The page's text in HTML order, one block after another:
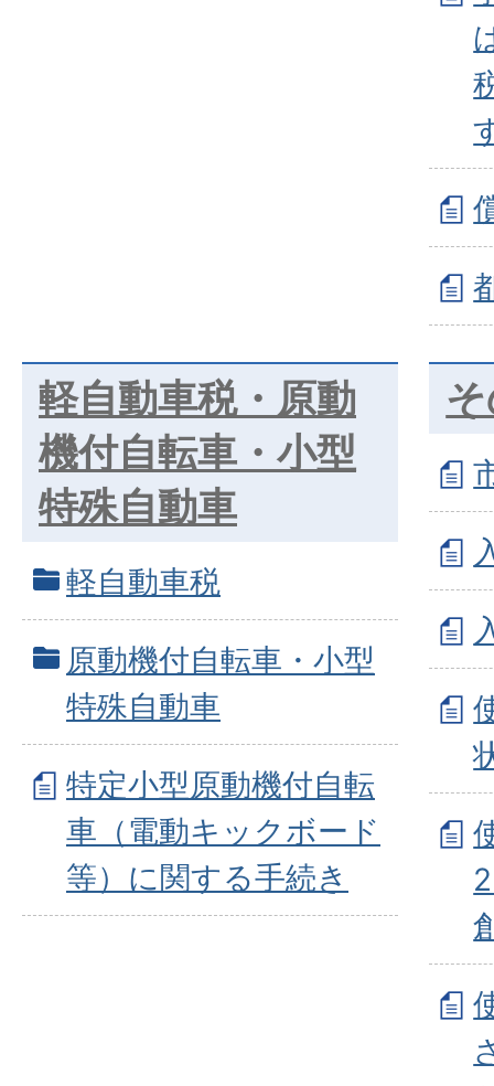
軽自動車税・原動
機付自転車・小型
特殊自動車
軽自動車税
原動機付自転車・小型
特殊自動車
特定小型原動機付自転
車（電動キックボード
等）に関する手続き